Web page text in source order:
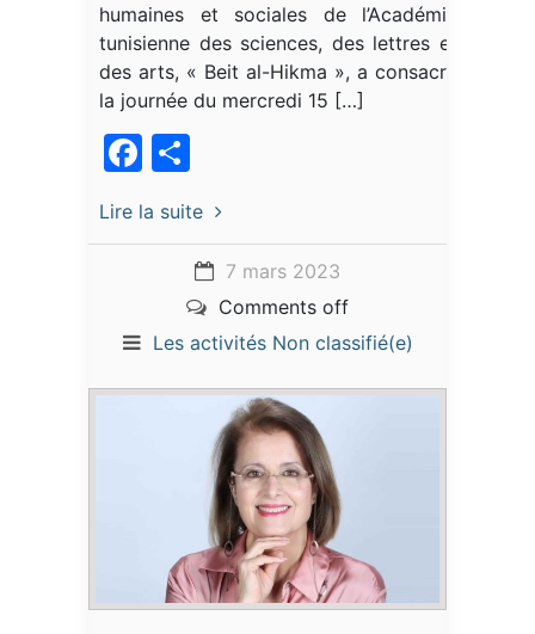
humaines et sociales de l’Académie
tunisienne des sciences, des lettres et
des arts, « Beit al-Hikma », a consacré
la journée du mercredi 15 […]
Facebook
Lire la suite
7 mars 2023
Comments off
Les activités Non classifié(e)